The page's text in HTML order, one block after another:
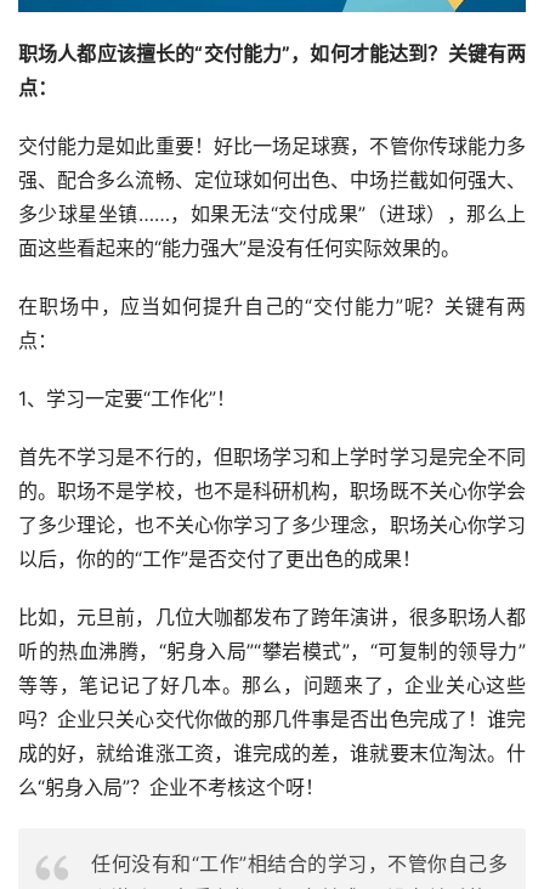
职场人都应该擅长的“交付能力”，如何才能达到？关键有两
点：
交付能力是如此重要！好比一场足球赛，不管你传球能力多
强、配合多么流畅、定位球如何出色、中场拦截如何强大、
多少球星坐镇……，如果无法“交付成果”（进球），那么上
面这些看起来的“能力强大”是没有任何实际效果的。
在职场中，应当如何提升自己的“交付能力”呢？关键有两
点：
1、学习一定要“工作化”！
首先不学习是不行的，但职场学习和上学时学习是完全不同
的。职场不是学校，也不是科研机构，职场既不关心你学会
了多少理论，也不关心你学习了多少理念，职场关心你学习
以后，你的的“工作”是否交付了更出色的成果！
比如，元旦前，几位大咖都发布了跨年演讲，很多职场人都
听的热血沸腾，“躬身入局”“攀岩模式”，“可复制的领导力”
等等，笔记记了好几本。那么，问题来了，企业关心这些
吗？企业只关心交代你做的那几件事是否出色完成了！谁完
成的好，就给谁涨工资，谁完成的差，谁就要末位淘汰。什
么“躬身入局”？企业不考核这个呀！
任何没有和“工作”相结合的学习，不管你自己多